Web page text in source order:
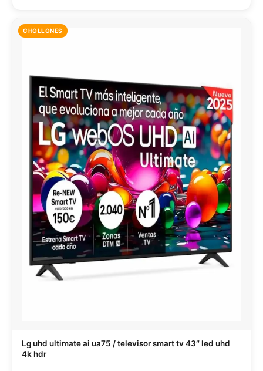
CHOLLONES
Lg uhd ultimate ai ua75 / televisor smart tv 43″ led uhd
4k hdr